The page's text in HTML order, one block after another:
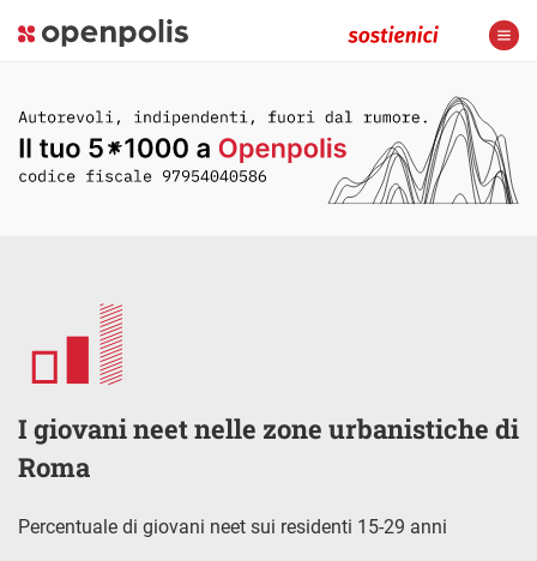
I giovani neet nelle zone urbanistiche di
Roma
Percentuale di giovani neet sui residenti 15-29 anni